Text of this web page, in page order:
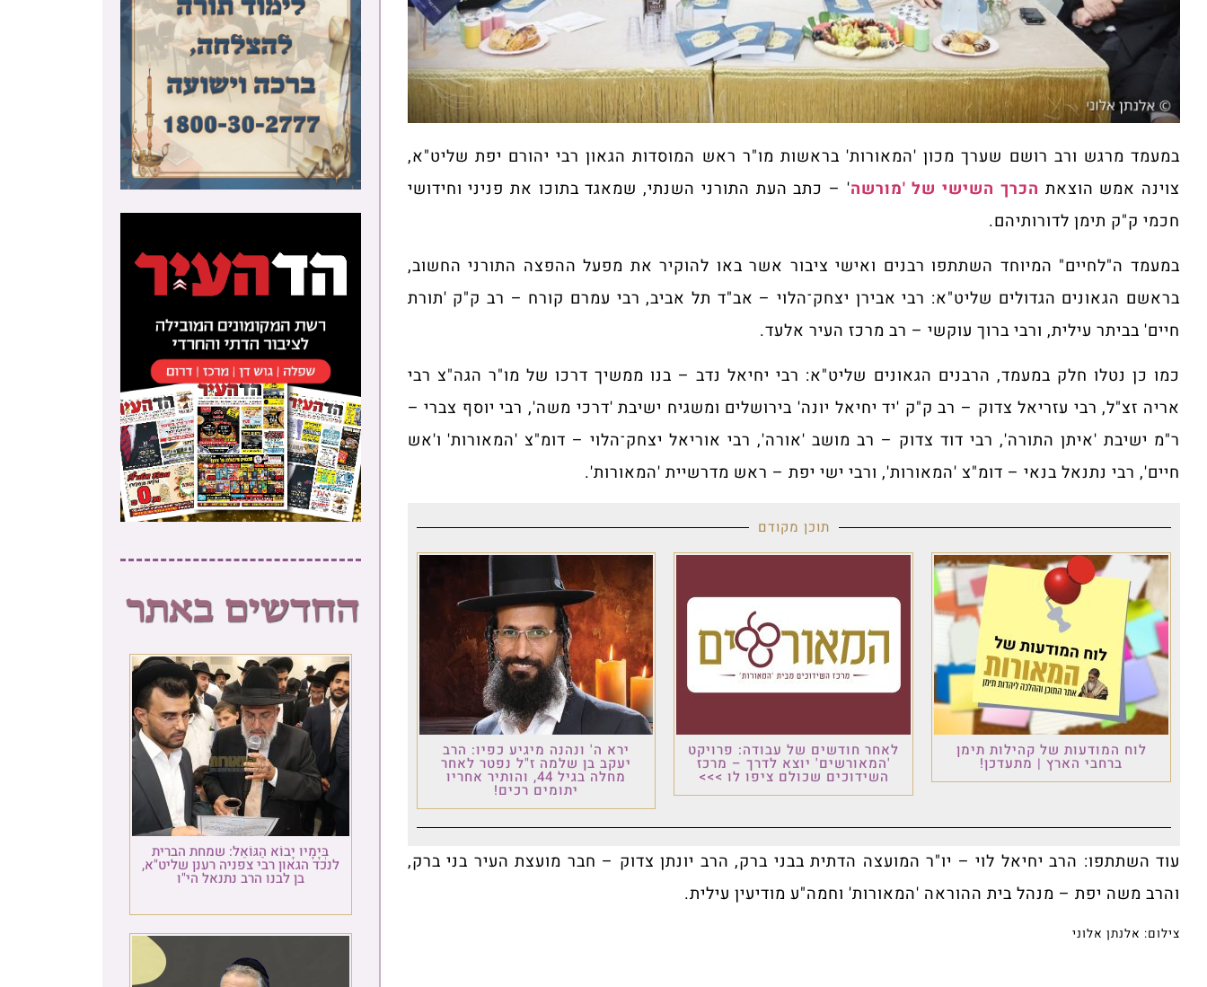
במעמד מרגש ורב רושם שערך מכון 'המאורות' בראשות מו"ר ראש המוסדות הגאון רבי יהורם יפת שליט"א,
צוינה אמש הוצאת הכרך השישי של 'מורשה' – כתב העת התורני השנתי, שמאגד בתוכו את פניני וחידושי
חכמי ק"ק תימן לדורותיהם.
במעמד ה"לחיים" המיוחד השתתפו רבנים ואישי ציבור אשר באו להוקיר את מפעל ההפצה התורני החשוב,
בראשם הגאונים הגדולים שליט"א: רבי אבירן יצחק־הלוי – אב"ד תל אביב, רבי עמרם קורח – רב ק"ק 'תורת
חיים' בביתר עילית, ורבי ברוך עוקשי – רב מרכז העיר אלעד.
כמו כן נטלו חלק במעמד, הרבנים הגאונים שליט"א: רבי יחיאל נדב – בנו ממשיך דרכו של מו"ר הגה"צ רבי
אריה זצ"ל, רבי עזריאל צדוק – רב ק"ק 'יד יחיאל יונה' בירושלים ומשגיח ישיבת 'דרכי משה', רבי יוסף צברי –
ר"מ ישיבת 'איתן התורה', רבי דוד צדוק – רב מושב 'אורה', רבי אוריאל יצחק־הלוי – דומ"צ 'המאורות' ו'אש
חיים', רבי נתנאל בנאי – דומ"צ 'המאורות', ורבי ישי יפת – ראש מדרשיית 'המאורות'.
תוכן מקודם
לוח המודעות של קהילות תימן
ברחבי הארץ | מתעדכן!
לאחר חודשים של עבודה: פרויקט
'המאורשים' יוצא לדרך – מרכז
השידוכים שכולם ציפו לו >>>
ירא ה' ונהנה מיגיע כפיו: הרב
יעקב בן שלמה ז"ל נפטר לאחר
מחלה בגיל 44, והותיר אחריו
יתומים רכים!
עוד השתתפו: הרב יחיאל לוי – יו"ר המועצה הדתית בבני ברק, הרב יונתן צדוק – חבר מועצת העיר בני ברק,
והרב משה יפת – מנהל בית ההוראה 'המאורות' וחמה"ע מודיעין עילית.
צילום: אלנתן אלוני
בְּיָמָיו יָבוֹא הַגּוֹאֵל: שמחת הברית
לנכד הגאון רבי צפניה רענן שליט"א,
בן לבנו הרב נתנאל הי"ו